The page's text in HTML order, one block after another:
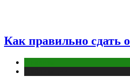
Как правильно сдать